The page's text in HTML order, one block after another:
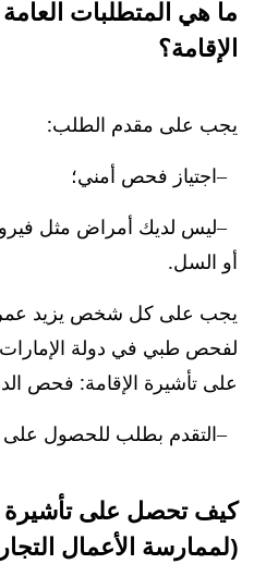
ما هي المتطلبات
الإقامة؟
يجب على مقدم الطلب:
اجتياز فحص أمني؛
ليس لديك أمراض مثل
أو السل.
لفحص طبي في دولة
على تأشيرة الإقامة: فحص
التقدم بطلب للحصول على
كيف تحصل على تأشيرة
(لممارسة الأعمال